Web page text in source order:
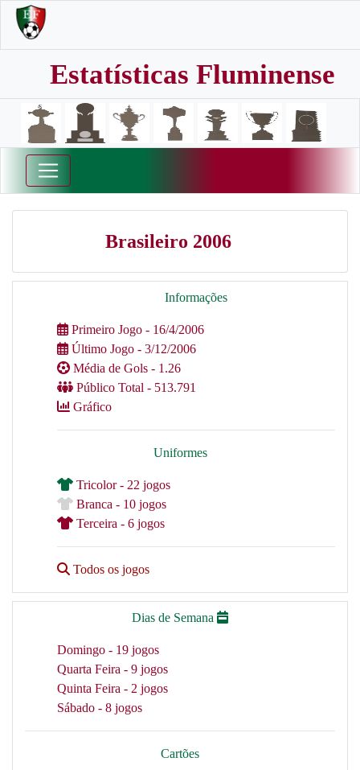
Estatísticas Fluminense
Brasileiro 2006
Informações
Primeiro Jogo - 16/4/2006
Último Jogo - 3/12/2006
Média de Gols - 1.26
Público Total - 513.791
Gráfico
Uniformes
Tricolor - 22 jogos
Branca - 10 jogos
Terceira - 6 jogos
Todos os jogos
Dias de Semana
Domingo - 19 jogos
Quarta Feira - 9 jogos
Quinta Feira - 2 jogos
Sábado - 8 jogos
Cartões